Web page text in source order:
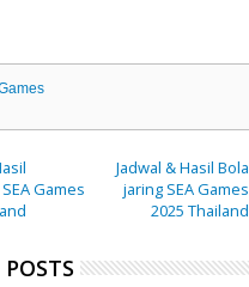
Games
Jadwal & Hasil Bola
jaring SEA Games
2025 Thailand